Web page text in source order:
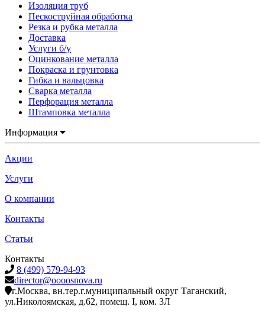
Изоляция труб
Пескоструйная обработка
Резка и рубка металла
Доставка
Услуги б/у
Оцинкование металла
Покраска и грунтовка
Гибка и вальцовка
Сварка металла
Перфорация металла
Штамповка металла
Информация
Акции
Услуги
О компании
Контакты
Статьи
Контакты
8 (499) 579-94-93
director@oooosnova.ru
г.Москва, вн.тер.г.муниципальный округ Таганский,
ул.Николоямская, д.62, помещ. I, ком. 3Л